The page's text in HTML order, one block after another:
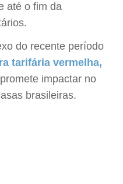
até o fim da
do recente período
tarifária vermelha,
impactar no
brasileiras.